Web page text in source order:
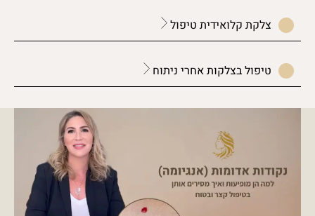
צלקת קלואידית טיפול
טיפול בצלקות אחרי ניתוח